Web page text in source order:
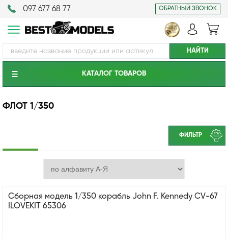
097 677 68 77 ОБРАТНЫЙ ЗВОНОК
КАТАЛОГ ТОВАРОВ
ФЛОТ 1/350
ФИЛЬТР
Сборная модель 1/350 корабль John F. Kennedy CV-67
ILOVEKIT 65306